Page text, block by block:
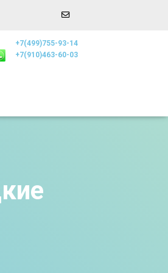
+7(499)755-93-14
+7(910)463-60-03